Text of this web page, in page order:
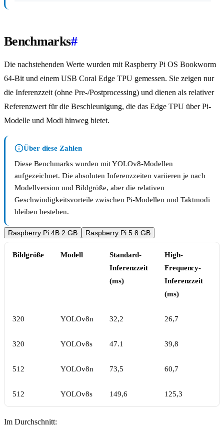
Benchmarks#
Die nachstehenden Werte wurden mit Raspberry Pi OS Bookworm
64-Bit und einem USB Coral Edge TPU gemessen. Sie zeigen nur
die Inferenzzeit (ohne Pre-/Postprocessing) und dienen als relativer
Referenzwert für die Beschleunigung, die das Edge TPU über Pi-
Modelle und Modi hinweg bietet.
Über diese Zahlen
Diese Benchmarks wurden mit YOLOv8-Modellen
aufgezeichnet. Die absoluten Inferenzzeiten variieren je nach
Modellversion und Bildgröße, aber die relativen
Geschwindigkeitsvorteile zwischen Pi-Modellen und Taktmodi
bleiben bestehen.
Raspberry Pi 4B 2 GB Raspberry Pi 5 8 GB
Bildgröße Modell
Standard-
Inferenzzeit
(ms)
High-
Frequency-
Inferenzzeit
(ms)
320 YOLOv8n 32,2 26,7
320 YOLOv8s 47.1 39,8
512 YOLOv8n 73,5 60,7
512 YOLOv8s 149,6 125,3
Im Durchschnitt: